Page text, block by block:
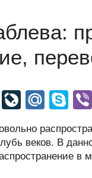
Bl
Li
e
J
M
.R
u
S
p
e
веков. В